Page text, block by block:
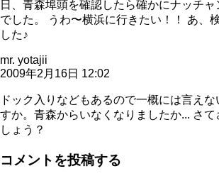
日、青森埠頭を確認したら確かにナッチ
でした。 うわ〜横浜に行きたい！！ あ、
した♪
mr. yotajii
2009年2月16日 12:02
ドック入りなどもあるので一概には言え
すか。青森からいなくなりましたか... さ
しょう？
コメントを投稿する